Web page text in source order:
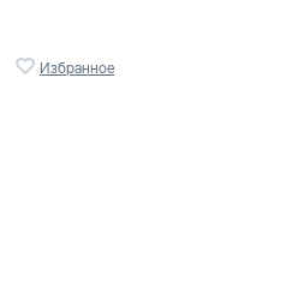
Избранное